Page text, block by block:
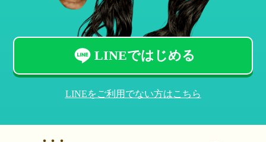
LINEではじめる
LINEをご利用でない方はこちら